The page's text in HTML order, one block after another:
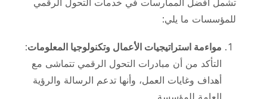
للمؤسسات ما يلي:
مواءمة استراتيجيات الأعمال وتكنولوجيا المعلومات:
التأكد من أن مبادرات التحول الرقمي تتماشى مع
أهداف وغايات العمل، وأنها تدعم الرسالة والرؤية
العامة للمؤسسة.